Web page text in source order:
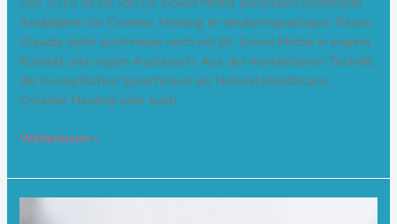
Ausbilderin für Creative Healing im deutschsprachigen Raum.
Claudia steht auch heute noch mit Dr. Gowri Motha in engem
Kontakt und regem Austausch. Aus der wunderbaren Technik,
die im englischen Sprachraum als Natural Healthcare,
Creative Healing oder auch
Weiterlesen »